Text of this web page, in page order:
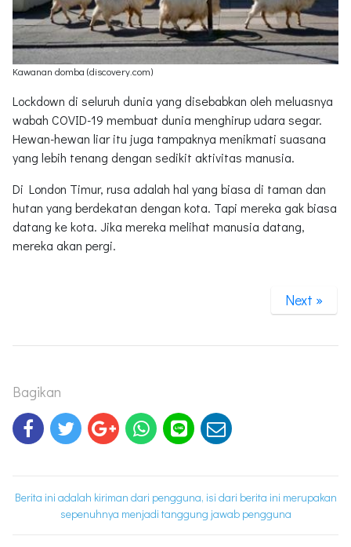
Kawanan domba (discovery.com)
Lockdown di seluruh dunia yang disebabkan oleh meluasnya
wabah COVID-19 membuat dunia menghirup udara segar.
Hewan-hewan liar itu juga tampaknya menikmati suasana
yang lebih tenang dengan sedikit aktivitas manusia.
Di London Timur, rusa adalah hal yang biasa di taman dan
hutan yang berdekatan dengan kota. Tapi mereka gak biasa
datang ke kota. Jika mereka melihat manusia datang,
mereka akan pergi.
Next »
Bagikan
Berita ini adalah kiriman dari pengguna, isi dari berita ini merupakan
sepenuhnya menjadi tanggung jawab pengguna